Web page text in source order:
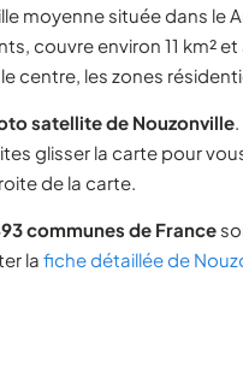
moyenne située dans
couvre environ 11 km²
centre, les zones
satellite de Nouzonville
glisser la carte pour
de la carte.
communes de France
la fiche détaillée de